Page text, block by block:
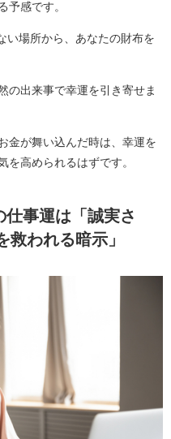
予感です。
い場所から、あなたの財布を
の出来事で幸運を引き寄せま
金が舞い込んだ時は、幸運を
を高められるはずです。
仕事運は「誠実さ
救われる暗示」